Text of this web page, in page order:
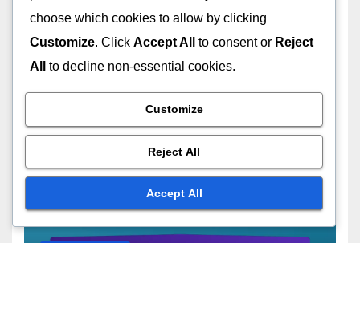
展示广告中的创意格式
展示广告：设计原则、视觉吸引力
28/11/2025 JOHN DOE
choose which cookies to allow by clicking
Customize. Click Accept All to consent or Reject
All
to decline non-essential cookies.
Customize
Reject All
Accept All